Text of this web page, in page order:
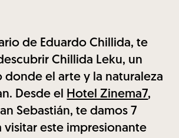
de Eduardo Chillida, te
Chillida Leku, un
donde el arte y la naturaleza
Desde el
Hotel Zinema7,
Sebastián, te damos 7
visitar este impresionante